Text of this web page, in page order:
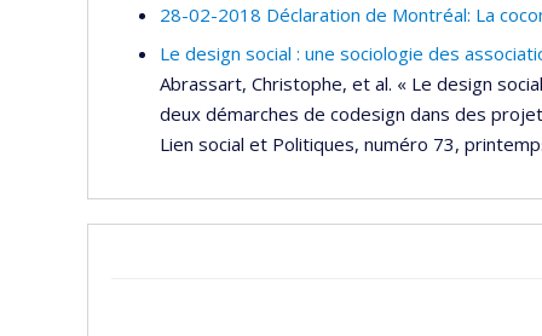
28-02-2018 Déclaration de Montréal: La
Le design social : une sociologie des
Abrassart, Christophe, et al. « Le design
deux démarches de codesign dans des
Lien social et Politiques, numéro 73,